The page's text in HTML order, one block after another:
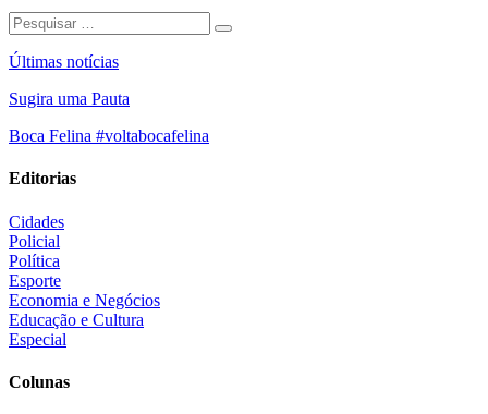
Últimas notícias
Sugira uma Pauta
Boca Felina #voltabocafelina
Editorias
Cidades
Policial
Política
Esporte
Economia e Negócios
Educação e Cultura
Especial
Colunas